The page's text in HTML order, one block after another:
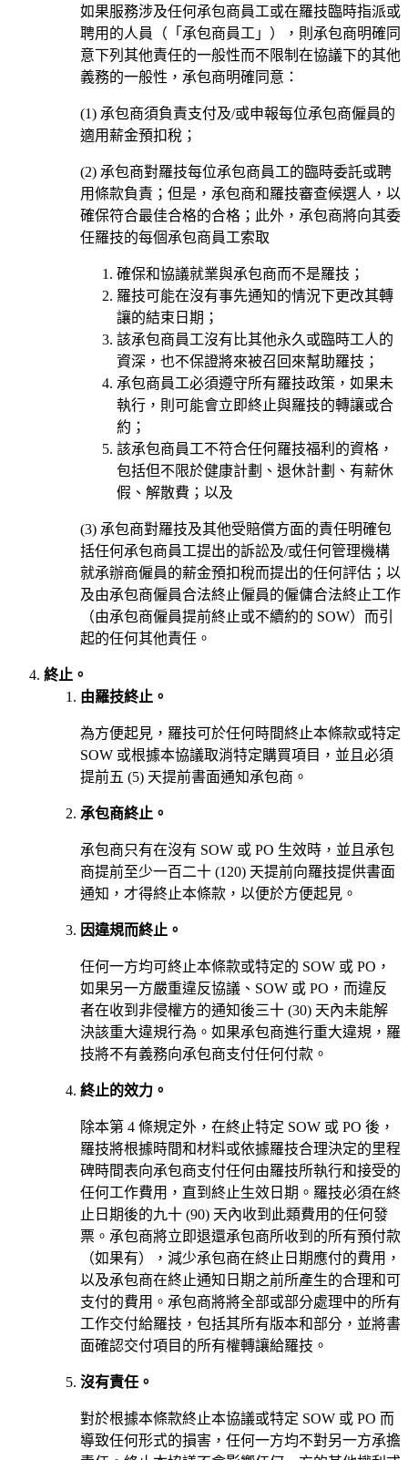
如果服務涉及任何承包商員工或在羅技臨時指派或
聘用的人員（「承包商員工」），則承包商明確同
意下列其他責任的一般性而不限制在協議下的其他
義務的一般性，承包商明確同意：
(1) 承包商須負責支付及/或申報每位承包商僱員的
適用薪金預扣稅；
(2) 承包商對羅技每位承包商員工的臨時委託或聘
用條款負責；但是，承包商和羅技審查候選人，以
確保符合最佳合格的合格；此外，承包商將向其委
任羅技的每個承包商員工索取
確保和協議就業與承包商而不是羅技；
羅技可能在沒有事先通知的情況下更改其轉
讓的結束日期；
該承包商員工沒有比其他永久或臨時工人的
資深，也不保證將來被召回來幫助羅技；
承包商員工必須遵守所有羅技政策，如果未
執行，則可能會立即終止與羅技的轉讓或合
約；
該承包商員工不符合任何羅技福利的資格，
包括但不限於健康計劃、退休計劃、有薪休
假、解散費；以及
(3) 承包商對羅技及其他受賠償方面的責任明確包
括任何承包商員工提出的訴訟及/或任何管理機構
就承辦商僱員的薪金預扣稅而提出的任何評估；以
及由承包商僱員合法終止僱員的僱傭合法終止工作
（由承包商僱員提前終止或不續約的 SOW）而引
起的任何其他責任。
終止。
由羅技終止。
為方便起見，羅技可於任何時間終止本條款或特定
SOW 或根據本協議取消特定購買項目，並且必須
提前五 (5) 天提前書面通知承包商。
承包商終止。
承包商只有在沒有 SOW 或 PO 生效時，並且承包
商提前至少一百二十 (120) 天提前向羅技提供書面
通知，才得終止本條款，以便於方便起見。
因違規而終止。
任何一方均可終止本條款或特定的 SOW 或 PO，
如果另一方嚴重違反協議、SOW 或 PO，而違反
者在收到非侵權方的通知後三十 (30) 天內未能解
決該重大違規行為。如果承包商進行重大違規，羅
技將不有義務向承包商支付任何付款。
終止的效力。
除本第 4 條規定外，在終止特定 SOW 或 PO 後，
羅技將根據時間和材料或依據羅技合理決定的里程
碑時間表向承包商支付任何由羅技所執行和接受的
任何工作費用，直到終止生效日期。羅技必須在終
止日期後的九十 (90) 天內收到此類費用的任何發
票。承包商將立即退還承包商所收到的所有預付款
（如果有），減少承包商在終止日期應付的費用，
以及承包商在終止通知日期之前所產生的合理和可
支付的費用。承包商將將全部或部分處理中的所有
工作交付給羅技，包括其所有版本和部分，並將書
面確認交付項目的所有權轉讓給羅技。
沒有責任。
對於根據本條款終止本協議或特定 SOW 或 PO 而
導致任何形式的損害，任何一方均不對另一方承擔